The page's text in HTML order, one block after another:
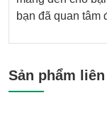
bạn đã quan tâm
Sản phẩm